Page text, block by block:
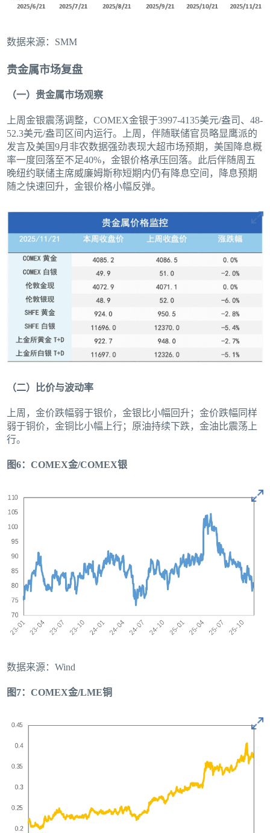
数据来源：SMM
贵金属市场复盘
（一）贵金属市场观察
上周金银震荡调整，COMEX金银于3997-4135美元/盎司、48-
52.3美元/盎司区间内运行。上周，伴随联储官员略显鹰派的
发言及美国9月非农数据强劲表现大超市场预期，美国降息概
率一度回落至不足40%，金银价格承压回落。此后伴随周五
晚纽约联储主席威廉姆斯称短期内仍有降息空间，降息预期
随之快速回升，金银价格小幅反弹。
（二）比价与波动率
上周，金价跌幅弱于银价，金银比小幅回升；金价跌幅同样
弱于铜价，金铜比小幅上行；原油持续下跌，金油比震荡上
行。
图6：COMEX金/COMEX银
数据来源：Wind
图7：COMEX金/LME铜